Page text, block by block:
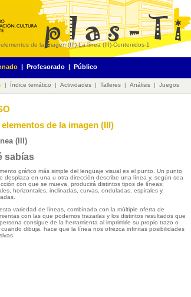
de la imagen (III)-La línea (III)-Contenidos-1
| Profesorado | Público
| Índice temático | Actividades | Talleres | Análisis | Juegos
de la imagen (III)
(III)
sabías
gráfico más simple del lenguaje visual es el punto. Un punto
desplaza en una u otra dirección describe una línea y, según sea
con que se mueva, producirá distintos tipos de líneas:
horizontales, inclinadas, curvas, onduladas, espirales y
variedad de líneas, combinada con la múltiple oferta de
con las que podemos trazarlas y los distintos resultados que
consigue de la herramienta al imprimirle su propio trazo o
dibuja, hace que la línea nos ofrezca infinitas posibilidades